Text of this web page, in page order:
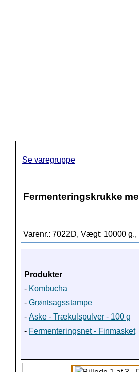
Se varegruppe
Fermenteringskrukke
Varenr.: 7022D, Vægt: 10000 g.,
Produkter
- Kombucha
- Grøntsagsstampe
- Aske - Trækulspulver - 100 g
- Fermenteringsnet - Finmasket